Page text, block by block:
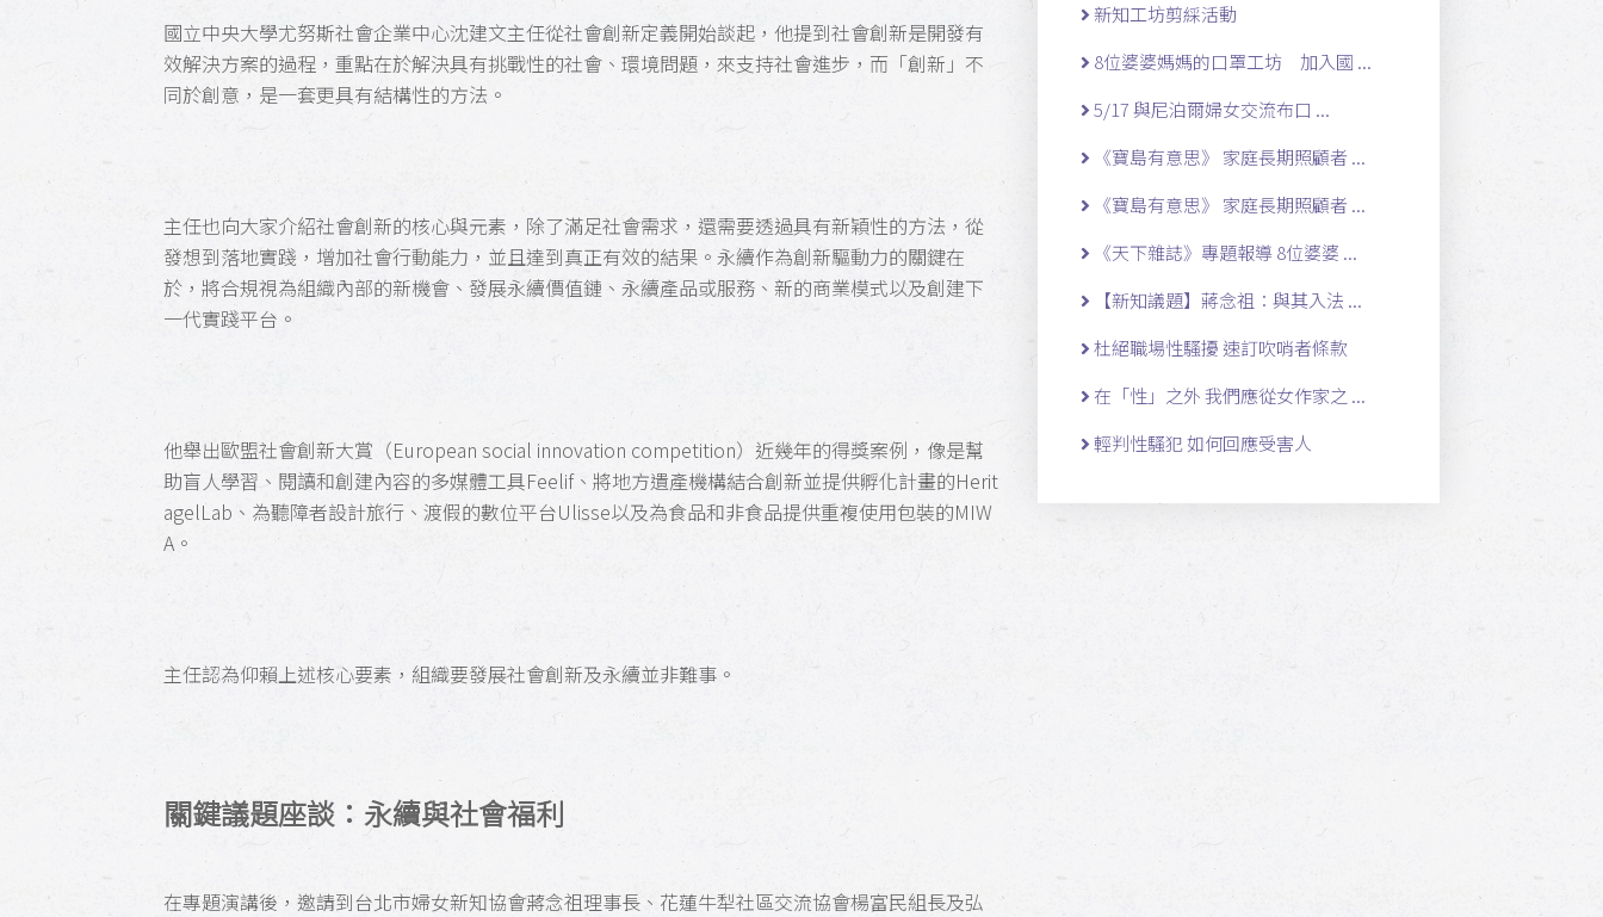
國立中央大學尤努斯社會企業中心沈建文主任從社會創新定義開始談起，他提到社會創新是開發有
效解決方案的過程，重點在於解決具有挑戰性的社會、環境問題，來支持社會進步，而「創新」不
同於創意，是一套更具有結構性的方法。
主任也向大家介紹社會創新的核心與元素，除了滿足社會需求，還需要透過具有新穎性的方法，從
發想到落地實踐，增加社會行動能力，並且達到真正有效的結果。永續作為創新驅動力的關鍵在
於，將合規視為組織內部的新機會、發展永續價值鏈、永續產品或服務、新的商業模式以及創建下
一代實踐平台。
他舉出歐盟社會創新大賞（European social innovation competition）近幾年的得獎案例，像是幫
助盲人學習、閱讀和創建內容的多媒體工具Feelif、將地方遺產機構結合創新並提供孵化計畫的Herit
agelLab、為聽障者設計旅行、渡假的數位平台Ulisse以及為食品和非食品提供重複使用包裝的MIW
A。
主任認為仰賴上述核心要素，組織要發展社會創新及永續並非難事。
關鍵議題座談：永續與社會福利
在專題演講後，邀請到台北市婦女新知協會蔣念祖理事長、花蓮牛犁社區交流協會楊富民組長及弘
新知工坊剪綵活動
8位婆婆媽媽的口罩工坊 加入國 ...
5/17 與尼泊爾婦女交流布口 ...
《寶島有意思》 家庭長期照顧者 ...
《寶島有意思》 家庭長期照顧者 ...
《天下雜誌》專題報導 8位婆婆 ...
【新知議題】蔣念祖：與其入法 ...
杜絕職場性騷擾 速訂吹哨者條款
在「性」之外 我們應從女作家之 ...
輕判性騷犯 如何回應受害人